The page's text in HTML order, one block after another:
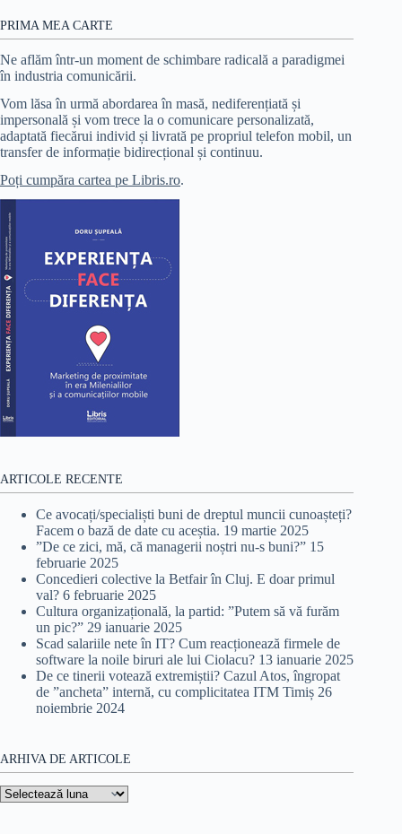
PRIMA MEA CARTE
Ne aflăm într-un moment de schimbare radicală a paradigmei
în industria comunicării.
Vom lăsa în urmă abordarea în masă, nediferențiată și
impersonală și vom trece la o comunicare personalizată,
adaptată fiecărui individ și livrată pe propriul telefon mobil, un
transfer de informație bidirecțional și continuu.
Poți cumpăra cartea pe Libris.ro.
ARTICOLE RECENTE
Ce avocați/specialiști buni de dreptul muncii cunoașteți?
Facem o bază de date cu aceștia. 19 martie 2025
”De ce zici, mă, că managerii noștri nu-s buni?” 15
februarie 2025
Concedieri colective la Betfair în Cluj. E doar primul
val? 6 februarie 2025
Cultura organizațională, la partid: ”Putem să vă furăm
un pic?” 29 ianuarie 2025
Scad salariile nete în IT? Cum reacționează firmele de
software la noile biruri ale lui Ciolacu? 13 ianuarie 2025
De ce tinerii votează extremiștii? Cazul Atos, îngropat
de ”ancheta” internă, cu complicitatea ITM Timiș 26
noiembrie 2024
ARHIVA DE ARTICOLE
Arhiva
de